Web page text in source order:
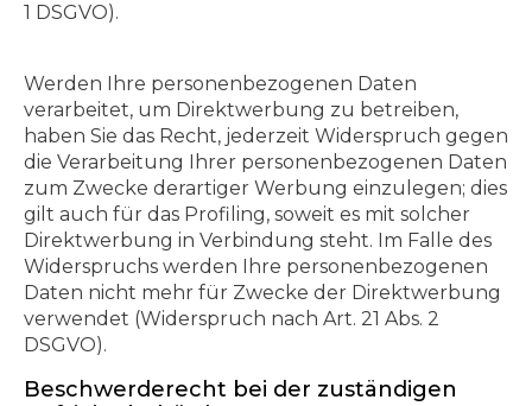
1 DSGVO).
Werden Ihre personenbezogenen Daten
verarbeitet, um Direktwerbung zu betreiben,
haben Sie das Recht, jederzeit Widerspruch gegen
die Verarbeitung Ihrer personenbezogenen Daten
zum Zwecke derartiger Werbung einzulegen; dies
gilt auch für das Profiling, soweit es mit solcher
Direktwerbung in Verbindung steht. Im Falle des
Widerspruchs werden Ihre personenbezogenen
Daten nicht mehr für Zwecke der Direktwerbung
verwendet (Widerspruch nach Art. 21 Abs. 2
DSGVO).
Beschwerde­recht bei der zuständigen